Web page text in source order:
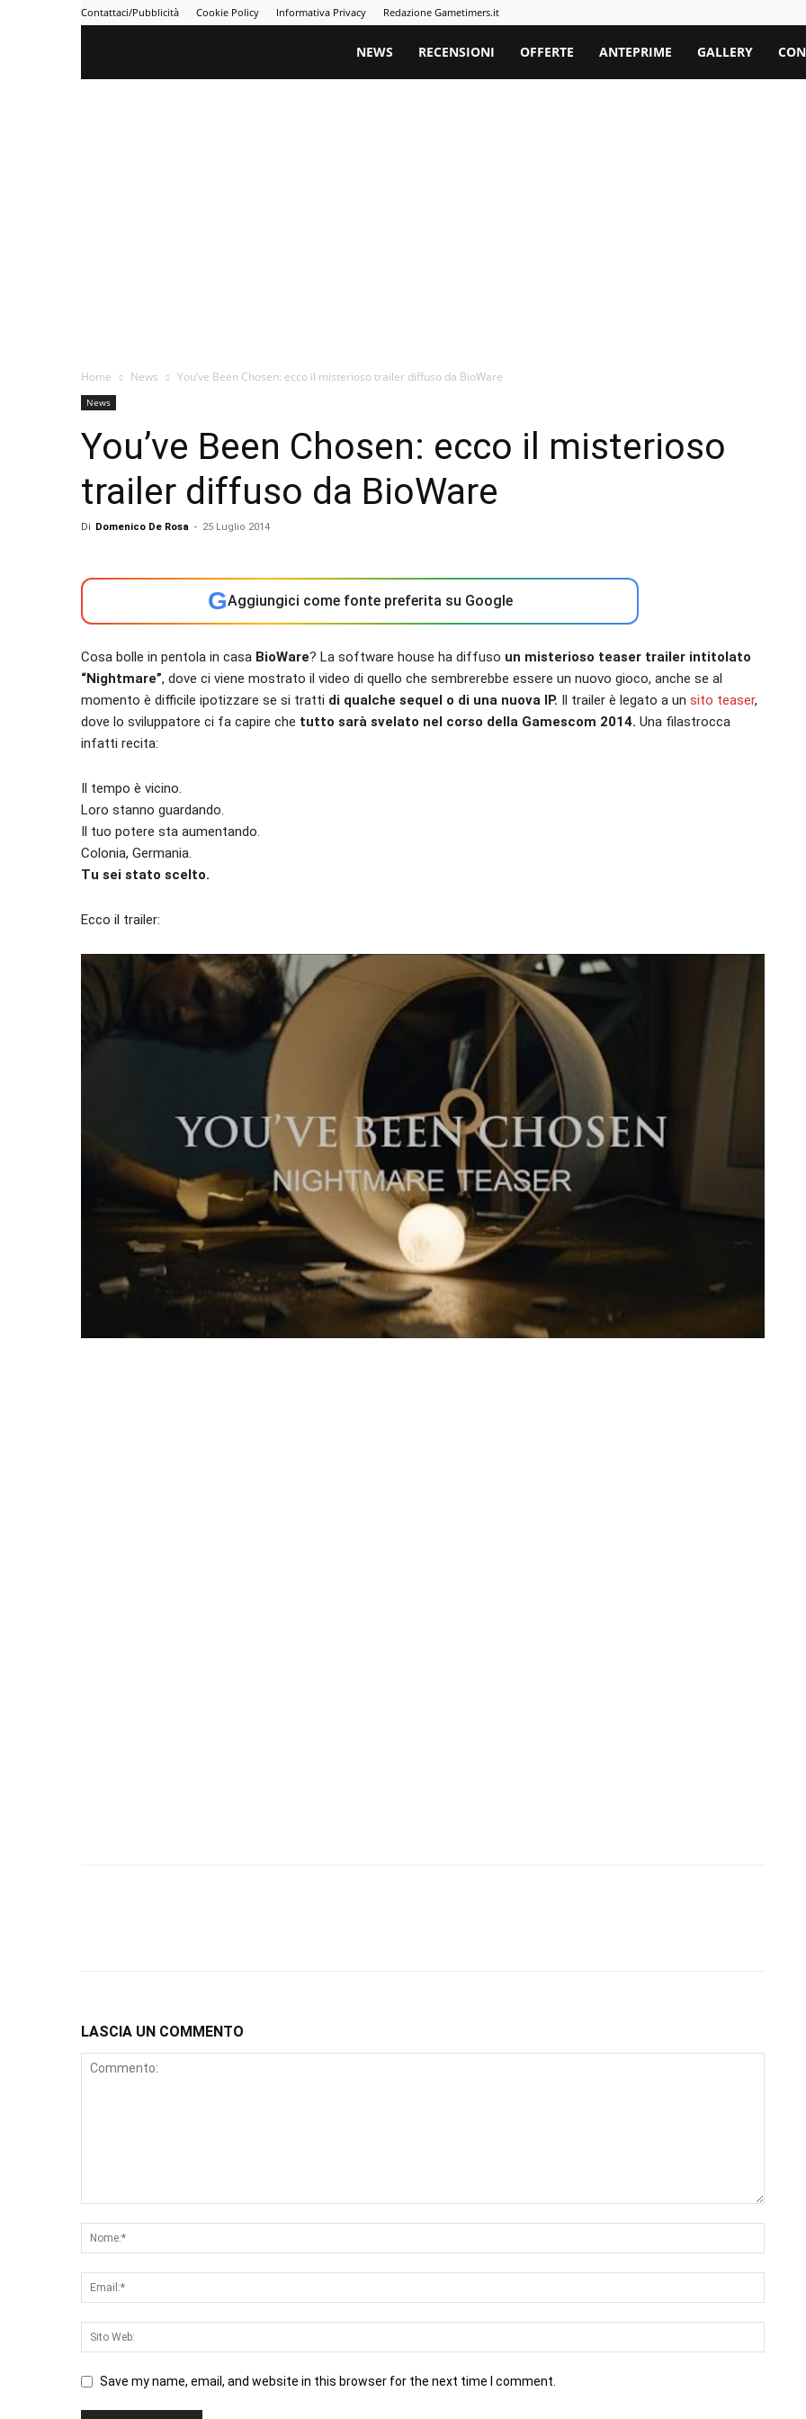
Contattaci/Pubblicità Cookie Policy Informativa Privacy Redazione Gametimers.it
Gametimers
NEWS RECENSIONI OFFERTE ANTEPRIME GALLERY
Home News You’ve Been Chosen: ecco il misterioso trailer diffuso da BioWare
News
You’ve Been Chosen: ecco il misterioso
trailer diffuso da BioWare
Di Domenico De Rosa - 25 Luglio 2014
GAggiungici come fonte preferita su Google
Cosa bolle in pentola in casa BioWare? La software house ha diffuso un misterioso teaser trailer intitolato
“Nightmare”, dove ci viene mostrato il video di quello che sembrerebbe essere un nuovo gioco, anche se al
momento è difficile ipotizzare se si tratti di qualche sequel o di una nuova IP. Il trailer è legato a un sito teaser,
dove lo sviluppatore ci fa capire che tutto sarà svelato nel corso della Gamescom 2014. Una filastrocca
infatti recita:
Il tempo è vicino.
Loro stanno guardando.
Il tuo potere sta aumentando.
Colonia, Germania.
Tu sei stato scelto.
Ecco il trailer:
LASCIA UN COMMENTO
Save my name, email, and website in this browser for the next time I comment.